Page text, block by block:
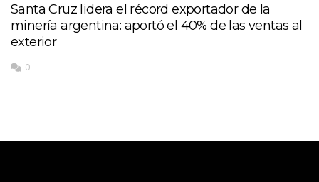
Santa Cruz lidera el récord exportador de la
minería argentina: aportó el 40% de las ventas al
exterior
0